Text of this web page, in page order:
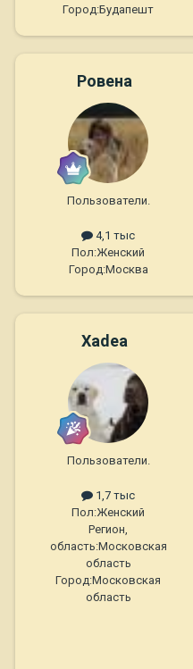
Город:Будапешт
Ровена
Пользователи.
4,1 тыс
Пол:Женский
Город:Москва
Xadea
Пользователи.
1,7 тыс
Пол:Женский
Регион,
область:Московская
область
Город:Московская
область